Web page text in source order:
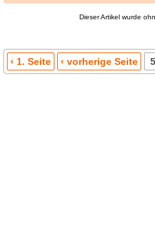
Dieser Artikel wurde
‹ 1. Seite ‹ vorherige Seite